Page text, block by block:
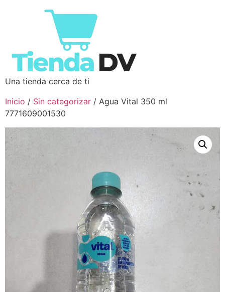
Una tienda cerca de ti
Inicio / Sin categorizar / Agua Vital 350 ml
7771609001530